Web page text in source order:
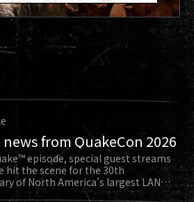
from QuakeCon 2026
episode, special guest streams
hit the scene for the 30th
of North America’s largest LAN